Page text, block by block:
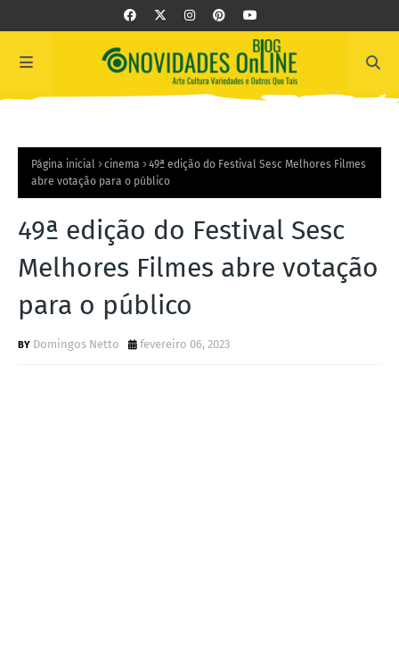
Página inicial cinema
49ª edição do Festival Sesc Melhores Filmes
abre votação para o público
49ª edição do Festival Sesc
Melhores Filmes abre votação
para o público
Domingos Netto fevereiro 06, 2023